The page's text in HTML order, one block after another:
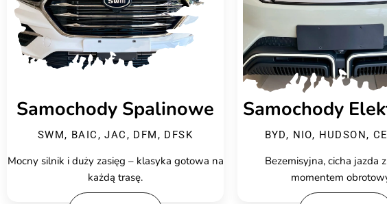
Samochody Spalinowe
SWM, BAIC, JAC, DFM, DFSK
Mocny silnik i duży zasięg – klasyka gotowa na
każdą trasę.
Samochody
BYD, NIO, HUDSON,
Bezemisyjna, cicha jazda
momentem